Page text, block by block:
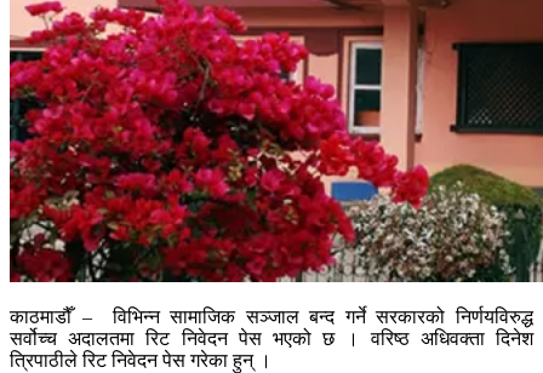
काठमाडौँ – विभिन्न सामाजिक सञ्जाल बन्द गर्ने सरकारको निर्णयविरुद्ध
सर्वोच्च अदालतमा रिट निवेदन पेस भएको छ । वरिष्ठ अधिवक्ता दिनेश
त्रिपाठीले रिट निवेदन पेस गरेका हुन् ।